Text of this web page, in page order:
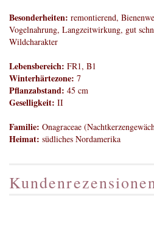
Besonderheiten: remontierend,
Vogelnahrung, Langzeitwirkung, gut
Wildcharakter
Lebensbereich: FR1, B1
Winterhärtezone: 7
Pflanzabstand: 45 cm
Geselligkeit: II
Familie: Onagraceae
Heimat: südliches Nordamerika